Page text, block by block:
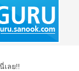
เลย!!